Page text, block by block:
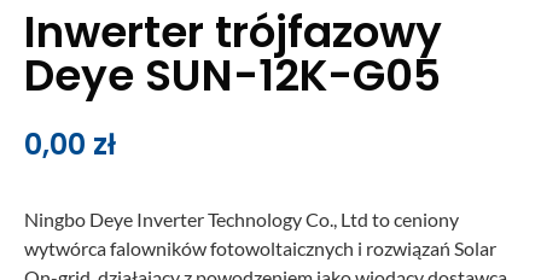
Inwerter trójfazowy
Deye SUN-12K-G05
0,00 zł
Ningbo Deye Inverter Technology Co., Ltd to ceniony
wytwórca falowników fotowoltaicznych i rozwiązań Solar